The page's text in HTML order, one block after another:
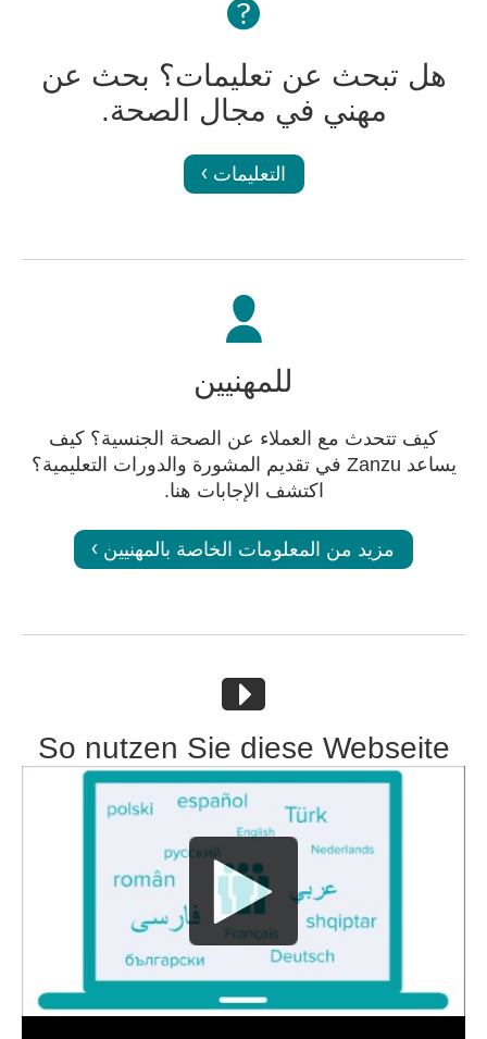
هل تبحث عن تعليمات؟ بحث عن
مهني في مجال الصحة.
التعليمات
للمهنيين
كيف تتحدث مع العملاء عن الصحة الجنسية؟ كيف
يساعد Zanzu في تقديم المشورة والدورات التعليمية؟
اكتشف الإجابات هنا.
مزيد من المعلومات الخاصة بالمهنيين
So nutzen Sie diese Webseite